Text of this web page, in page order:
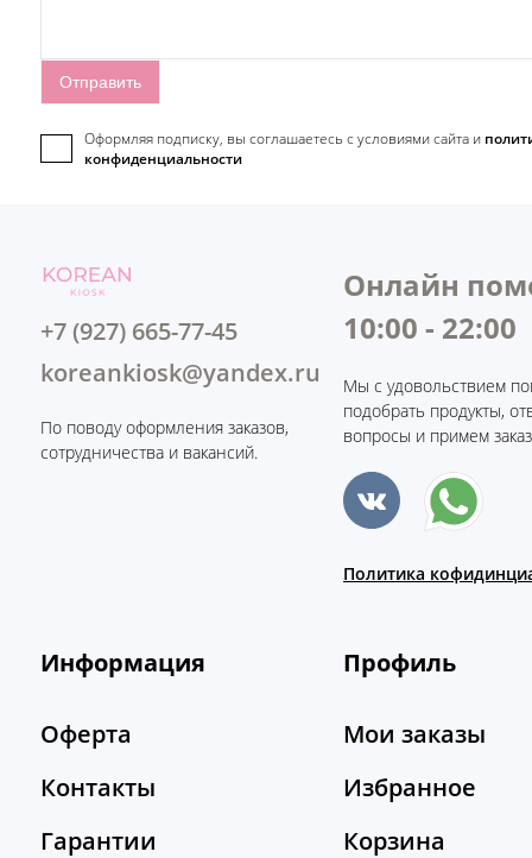
Оформляя подписку, вы соглашаетесь c условиями сайта и
конфиденциальности
+7 (927) 665-77-45
koreankiosk@yandex.ru
По поводу оформления заказов,
сотрудничества и вакансий.
Онлайн
10:00 - 22:00
Мы с удовольствием
подобрать продукты,
вопросы и примем
Политика
Информация
Оферта
Контакты
Гарантии
Профиль
Мои заказы
Избранное
Корзина